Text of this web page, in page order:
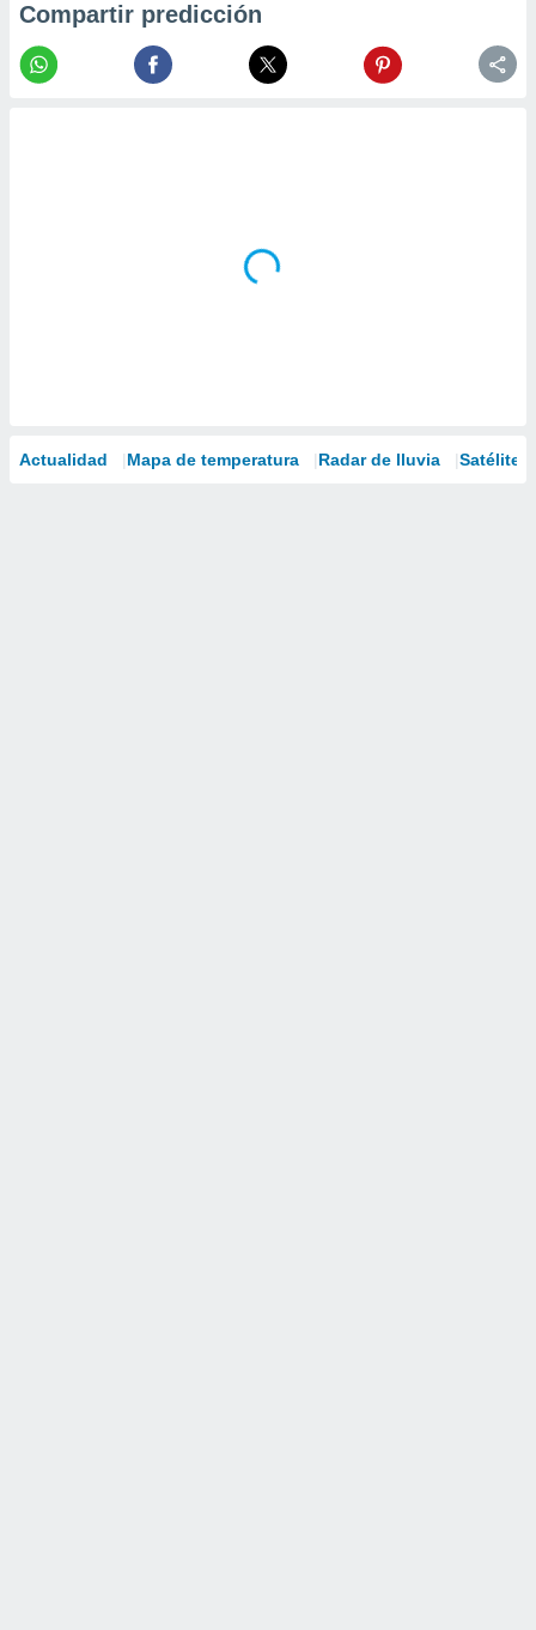
Compartir predicción
Actualidad Mapa de temperatura Radar de lluvia Satélites